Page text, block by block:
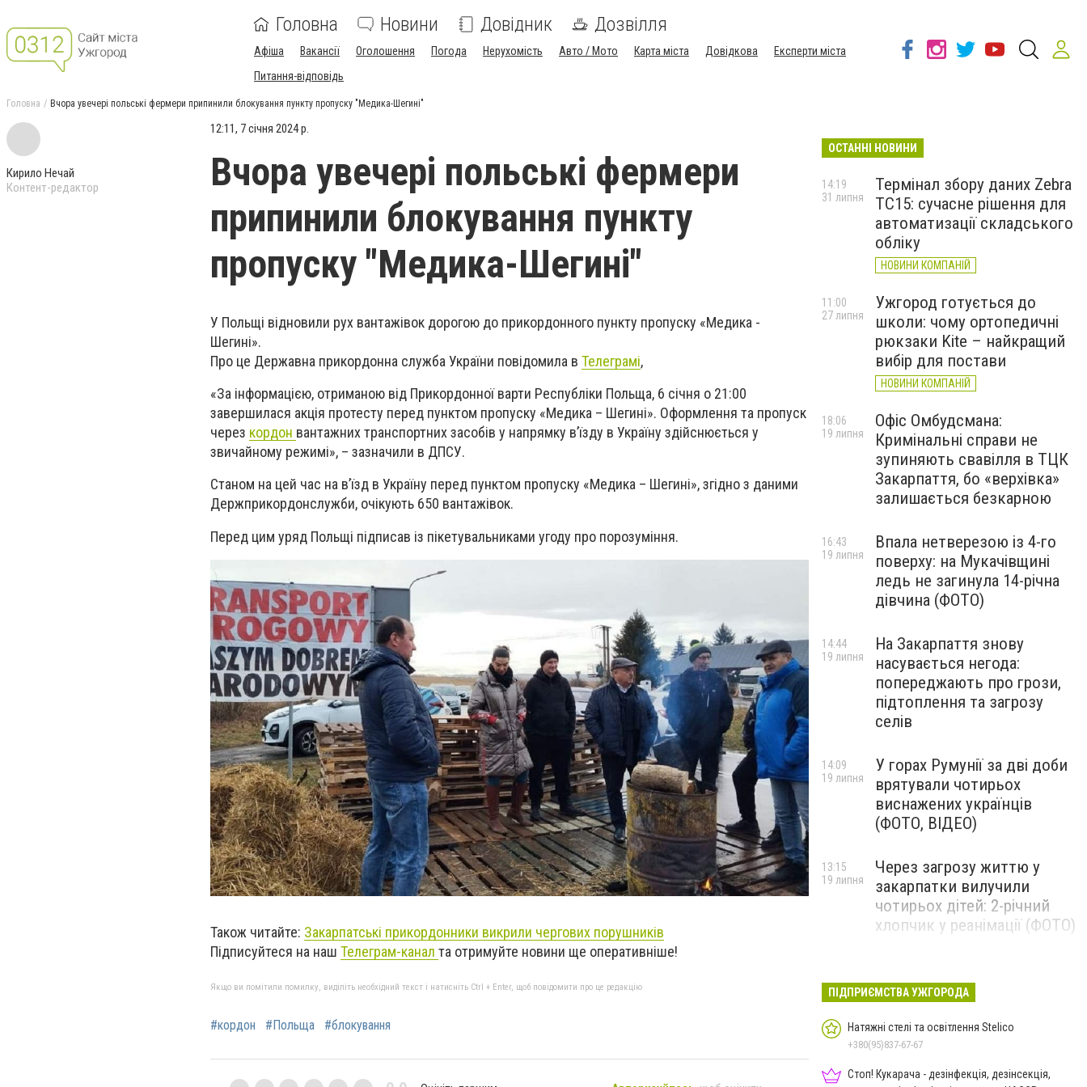
Головна Новини Довідник Дозвілля
Афіша Вакансії Оголошення Погода Нерухомість Авто / Мото Карта міста Довідкова
Експерти міста
Питання-відповідь
Головна Вчора увечері польські фермери припинили блокування пункту пропуску "Медика-Шегині"
Кирило Нечай
Контент-редактор
12:11, 7 січня 2024 р.
Вчора увечері польські фермери
припинили блокування пункту
пропуску "Медика-Шегині"
У Польщі відновили рух вантажівок дорогою до прикордонного пункту пропуску «Медика -
Шегині».
Про це Державна прикордонна служба України повідомила в Телеграмі,
«За інформацією, отриманою від Прикордонної варти Республіки Польща, 6 січня о 21:00
завершилася акція протесту перед пунктом пропуску «Медика – Шегині». Оформлення та пропуск
через кордон вантажних транспортних засобів у напрямку вʼїзду в Україну здійснюється у
звичайному режимі», – зазначили в ДПСУ.
Станом на цей час на вʼїзд в Україну перед пунктом пропуску «Медика – Шегині», згідно з даними
Держприкордонслужби, очікують 650 вантажівок.
Перед цим уряд Польщі підписав із пікетувальниками угоду про порозуміння.
Також читайте: Закарпатські прикордонники викрили чергових порушників
Підписуйтеся на наш Телеграм-канал та отримуйте новини ще оперативніше!
Якщо ви помітили помилку, виділіть необхідний текст і натисніть Ctrl + Enter, щоб повідомити про це редакцію
#кордон #Польща #блокування
ОСТАННІ НОВИНИ
Термінал збору даних Zebra
TC15: сучасне рішення для
автоматизації складського
обліку
НОВИНИ КОМПАНІЙ
14:19
31 липня
Ужгород готується до
школи: чому ортопедичні
рюкзаки Kite – найкращий
вибір для постави
НОВИНИ КОМПАНІЙ
11:00
27 липня
Офіс Омбудсмана:
Кримінальні справи не
зупиняють свавілля в ТЦК
Закарпаття, бо «верхівка»
залишається безкарною
18:06
19 липня
Впала нетверезою із 4-го
поверху: на Мукачівщині
ледь не загинула 14-річна
дівчина (ФОТО)
16:43
19 липня
На Закарпаття знову
насувається негода:
попереджають про грози,
підтоплення та загрозу
селів
14:44
19 липня
У горах Румунії за дві доби
врятували чотирьох
виснажених українців
(ФОТО, ВІДЕО)
14:09
19 липня
Через загрозу життю у
закарпатки вилучили
чотирьох дітей: 2-річний
хлопчик у реанімації (ФОТО)
13:15
19 липня
полеглим захисником
Артемом Ромчаком
19 липня
ПІДПРИЄМСТВА УЖГОРОДА
Натяжні стелі та освітлення Stelico
+380(95)837-67-67
Стоп! Кукарача - дезінфекція, дезінсекція,